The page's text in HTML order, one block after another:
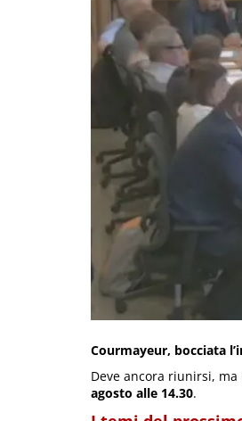
Courmayeur, bocciata
Deve ancora riunirsi,
agosto alle 14.30.